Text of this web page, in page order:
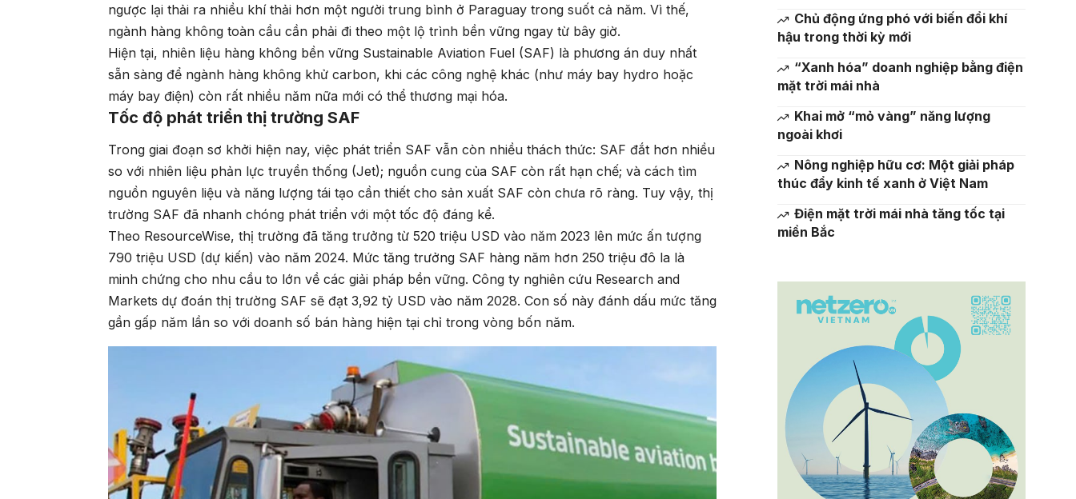
ngược lại thải ra nhiều khí thải hơn một người trung bình ở Paraguay trong suốt cả năm. Vì thế,
ngành hàng không toàn cầu cần phải đi theo một lộ trình bền vững ngay từ bây giờ.
Hiện tại, nhiên liệu hàng không bền vững Sustainable Aviation Fuel (SAF) là phương án duy nhất
sẵn sàng để ngành hàng không khử carbon, khi các công nghệ khác (như máy bay hydro hoặc
máy bay điện) còn rất nhiều năm nữa mới có thể thương mại hóa.
Tốc độ phát triển thị trường SAF
Trong giai đoạn sơ khởi hiện nay, việc phát triển SAF vẫn còn nhiều thách thức: SAF đắt hơn nhiều
so với nhiên liệu phản lực truyền thống (Jet); nguồn cung của SAF còn rất hạn chế; và cách tìm
nguồn nguyên liệu và năng lượng tái tạo cần thiết cho sản xuất SAF còn chưa rõ ràng. Tuy vậy, thị
trường SAF đã nhanh chóng phát triển với một tốc độ đáng kể.
Theo ResourceWise, thị trường đã tăng trưởng từ 520 triệu USD vào năm 2023 lên mức ấn tượng
790 triệu USD (dự kiến) ​​vào năm 2024. Mức tăng trưởng SAF hàng năm hơn 250 triệu đô la là
minh chứng cho nhu cầu to lớn về các giải pháp bền vững. Công ty nghiên cứu Research and
Markets dự đoán thị trường SAF sẽ đạt 3,92 tỷ USD vào năm 2028. Con số này đánh dấu mức tăng
gần gấp năm lần so với doanh số bán hàng hiện tại chỉ trong vòng bốn năm.
Chủ động ứng phó với biến đổi khí
hậu trong thời kỳ mới
“Xanh hóa” doanh nghiệp bằng điện
mặt trời mái nhà
Khai mở “mỏ vàng” năng lượng
ngoài khơi
Nông nghiệp hữu cơ: Một giải pháp
thúc đẩy kinh tế xanh ở Việt Nam
Điện mặt trời mái nhà tăng tốc tại
miền Bắc